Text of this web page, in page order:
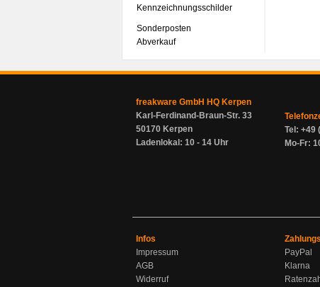
Kennzeichnungsschilder
Sonderposten
Abverkauf
freakware GmbH HQ Kerpen
Karl-Ferdinand-Braun-Str. 33
50170 Kerpen
Ladenlokal: 10 - 14 Uhr
Tel: +49
Mo-Fr:
Infos
Impressum
AGB
Widerruf
PayPal
Klarna